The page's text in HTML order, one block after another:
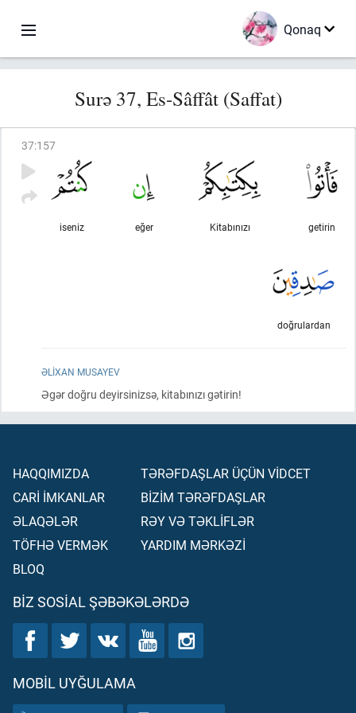
Qonaq
Surə 37, Es-Sâffât (Saffat)
37:157
getirin
Kitabınızı
eğer
iseniz
doğrulardan
ƏLIXAN MUSAYEV
Əgər doğru deyirsinizsə, kitabınızı gətirin!
HAQQIMIZDA
CARİ İMKANLAR
ƏLAQƏLƏR
TÖFHƏ VERMƏK
BLOQ
TƏRƏFDAŞLAR ÜÇÜN VİDCET
BİZİM TƏRƏFDAŞLAR
RƏY VƏ TƏKLİFLƏR
YARDIM MƏRKƏZİ
BIZ SOSIAL ŞƏBƏKƏLƏRDƏ
MOBIL UYĞULAMA